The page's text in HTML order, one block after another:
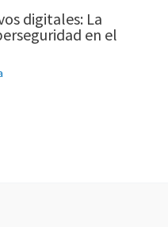
digitales: La
en el